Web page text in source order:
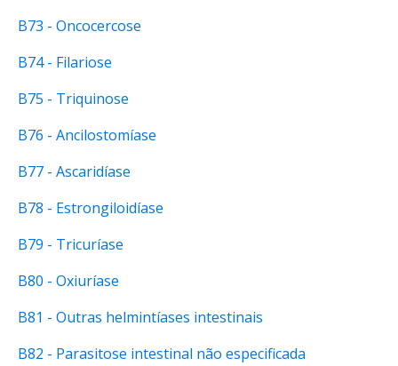
B73 - Oncocercose
B74 - Filariose
B75 - Triquinose
B76 - Ancilostomíase
B77 - Ascaridíase
B78 - Estrongiloidíase
B79 - Tricuríase
B80 - Oxiuríase
B81 - Outras helmintíases intestinais
B82 - Parasitose intestinal não especificada